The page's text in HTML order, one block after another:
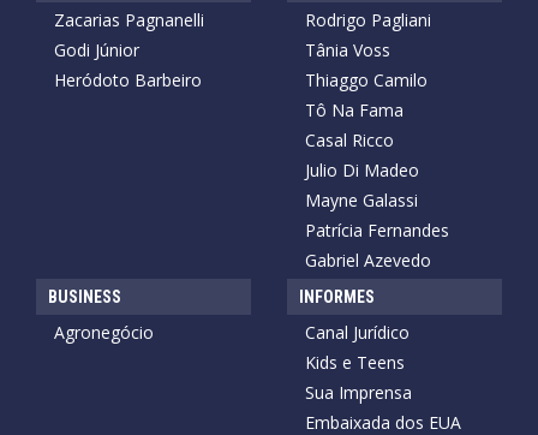
Zacarias Pagnanelli
Godi Júnior
Heródoto Barbeiro
Rodrigo Pagliani
Tânia Voss
Thiaggo Camilo
Tô Na Fama
Casal Ricco
Julio Di Madeo
Mayne Galassi
Patrícia Fernandes
Gabriel Azevedo
BUSINESS
Agronegócio
INFORMES
Canal Jurídico
Kids e Teens
Sua Imprensa
Embaixada dos EUA